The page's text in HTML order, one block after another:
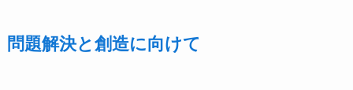
問題解決と創造に向けて